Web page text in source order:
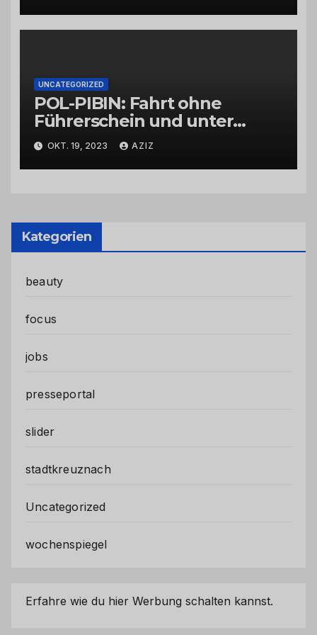
UNCATEGORIZED
POL-PIBIN: Fahrt ohne
Führerschein und unter
Einfluss von Drogen
OKT. 19, 2023 AZIZ
Kategorien
beauty
focus
jobs
presseportal
slider
stadtkreuznach
Uncategorized
wochenspiegel
Erfahre wie du hier Werbung schalten kannst.